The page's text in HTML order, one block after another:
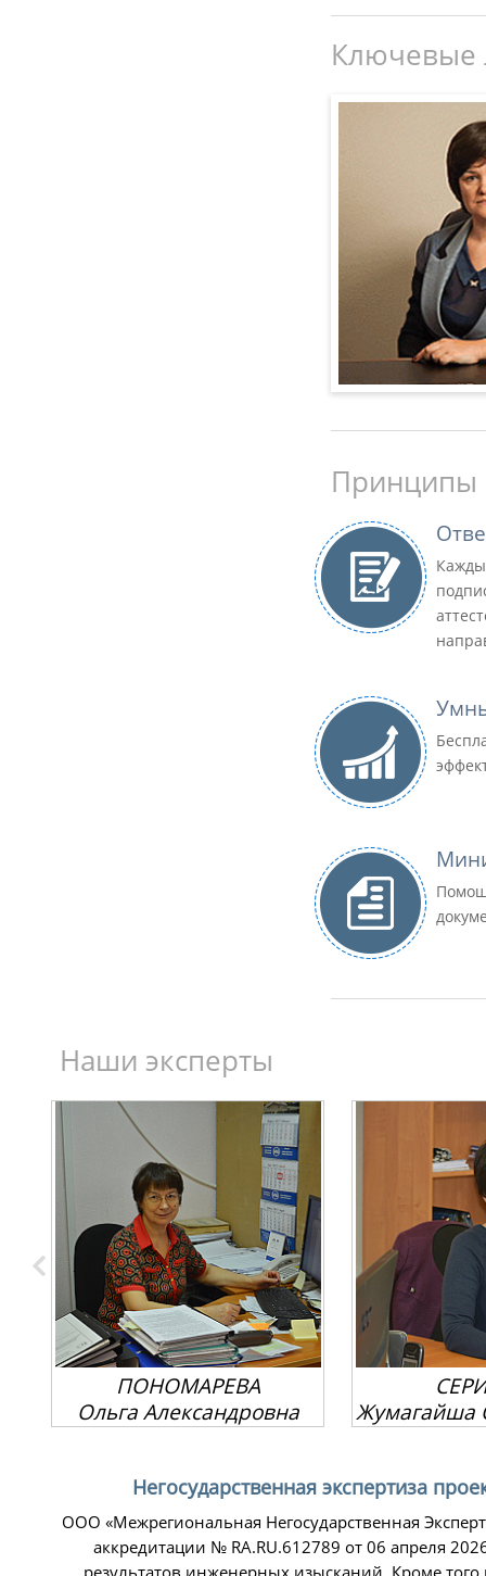
Ключевые
Принципы
Наши эксперты
СЕРИКОВА
Жумагайша Омархановна
Марина
Негосударственная экспертиза
ООО «Межрегиональная Негосударственная
аккредитации № RA.RU.612789 от 06 апреля
результатов инженерных изысканий. Кроме